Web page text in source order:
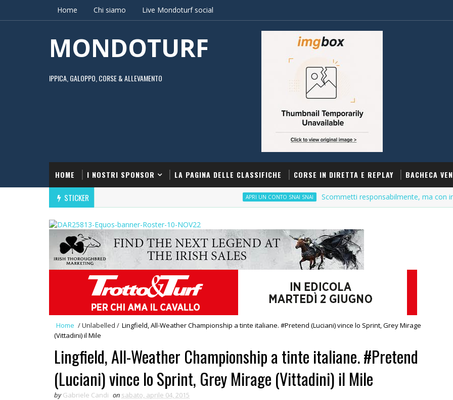
Home Chi siamo Live Mondoturf social
MONDOTURF
IPPICA, GALOPPO, CORSE & ALLEVAMENTO
HOME I NOSTRI SPONSOR LA PAGINA DELLE CLASSIFICHE CORSE IN DIRETTA E REPLAY BACHECA
STICKER APRI UN CONTO SNAI SNAI Scommetti responsabilmente, ma con incentivi
Home /Unlabelled / Lingfield, All-Weather Championship a tinte italiane. #Pretend (Luciani) vince lo Sprint, Grey Mirage
(Vittadini) il Mile
Lingfield, All-Weather Championship a tinte italiane. #Pretend
(Luciani) vince lo Sprint, Grey Mirage (Vittadini) il Mile
by Gabriele Candi on sabato, aprile 04, 2015